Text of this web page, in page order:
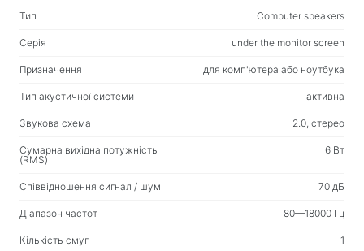
Рюкзаки, сумки, тримачі, інші аксесуари
Спортивні сумки
Підставки для ноутбуків
Сумки та рюкзаки для ноутбуків
Дорожні рюкзаки
Валізи на колесах
Сумки-органайзери
Автотримачі
Тип Computer speakers
Серія under the monitor screen
Призначення для комп'ютера або ноутбука
Тип акустичної системи активна
Звукова схема 2.0, стерео
Сумарна вихідна потужність
(RMS)
6 Вт
Співвідношення сигнал / шум 70 дБ
Діапазон частот 80—18000 Гц
Кількість смуг 1